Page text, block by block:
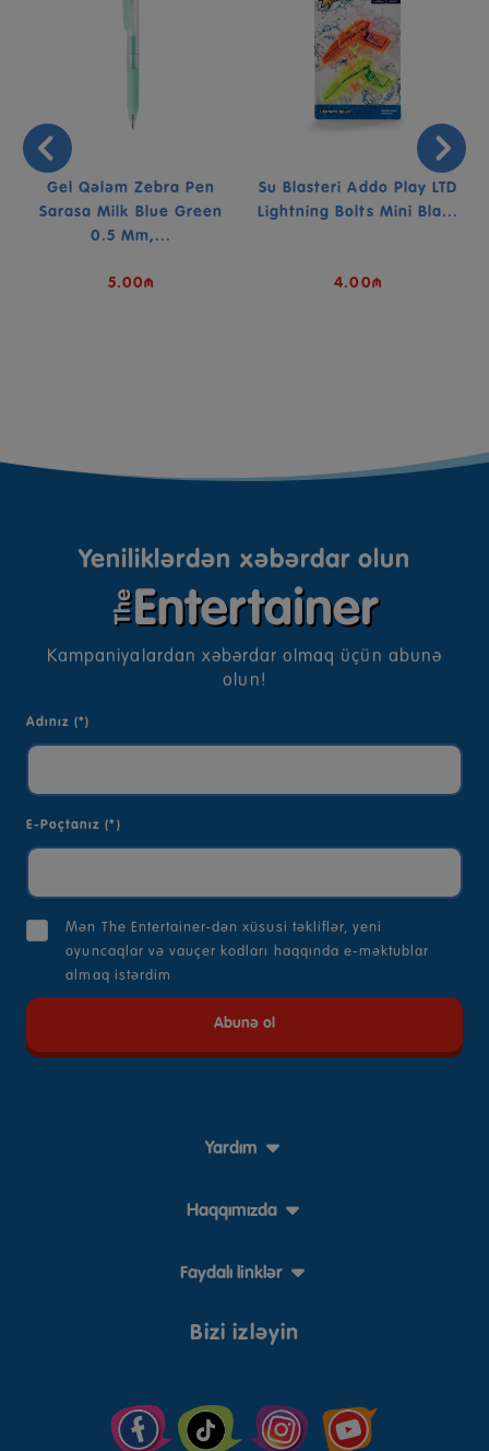
Gel Qələm Zebra Pen
Sarasa Milk Blue Green
0.5 Mm,...
5.00₼
Su Blasteri Addo Play LTD
Lightning Bolts Mini Bla...
4.00₼
Yeniliklərdən xəbərdar olun
Kampaniyalardan xəbərdar olmaq üçün abunə
olun!
Adınız (*)
E-Poçtanız (*)
Mən The Entertainer-dən xüsusi təkliflər, yeni
oyuncaqlar və vauçer kodları haqqında e-məktublar
almaq istərdim
Yardım
Haqqımızda
Faydalı linklər
Bizi izləyin